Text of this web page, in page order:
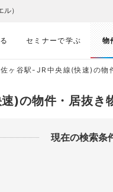
セミナーで学ぶ 物
）
ヶ谷駅-JR中央線(快速)の物
)の物件・居抜き
現在の検索条